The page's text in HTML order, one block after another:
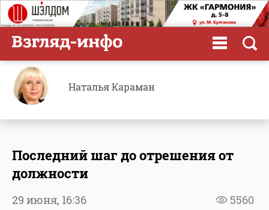
Наталья Караман
Последний шаг до отрешения от
должности
5560
29 июня, 16:36